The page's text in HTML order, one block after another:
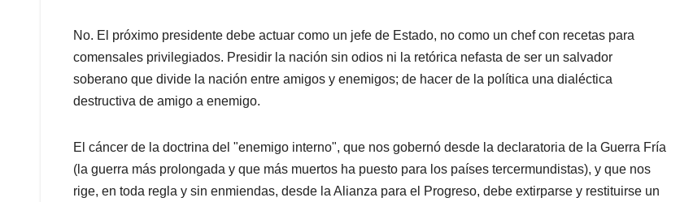
No. El próximo presidente debe actuar como un jefe de Estado, no como un chef con recetas para
comensales privilegiados. Presidir la nación sin odios ni la retórica nefasta de ser un salvador
soberano que divide la nación entre amigos y enemigos; de hacer de la política una dialéctica
destructiva de amigo a enemigo.
El cáncer de la doctrina del "enemigo interno", que nos gobernó desde la declaratoria de la Guerra Fría
(la guerra más prolongada y que más muertos ha puesto para los países tercermundistas), y que nos
rige, en toda regla y sin enmiendas, desde la Alianza para el Progreso, debe extirparse y restituirse un